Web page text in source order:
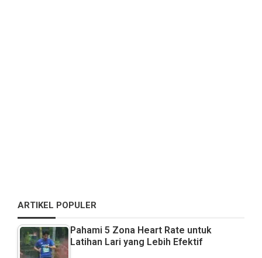
ARTIKEL POPULER
Pahami 5 Zona Heart Rate untuk
Latihan Lari yang Lebih Efektif